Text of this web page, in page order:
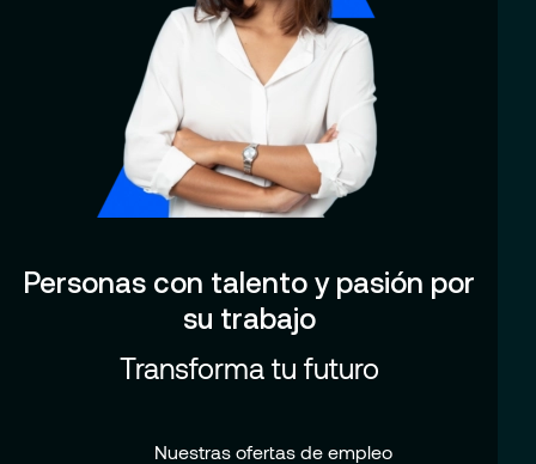
Personas con talento y pasión por
su trabajo
Transforma tu futuro
Nuestras ofertas de empleo